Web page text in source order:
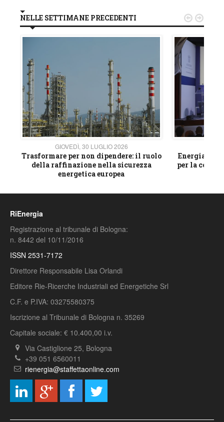
NELLE SETTIMANE PRECEDENTI
GIOVEDÌ, 30 LUGLIO 2026
Trasformare per non dipendere: il ruolo
della raffinazione nella sicurezza
energetica europea
Energia e
per la
 
RiEnergia
Registrazione al tribunale di Bologna:
n. 8442 del 10/11/2016
ISSN 2531-7172
Direttore Responsabile Lisa Orlandi
Editore Rie-Ricerche Industriali ed Energetiche Srl
C.F. e P.IVA: 03275580375
Iscrizione al Tribunale di Bologna n. 35269
Capitale sociale: € 10.400,00 i.v.
Via Castiglione 25, Bologna
+39 051 6560011
rienergia@staffettaonline.com